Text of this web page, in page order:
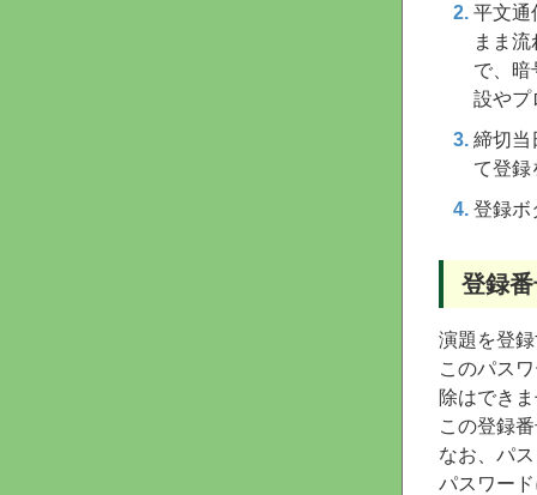
平文通
まま
で、暗
設やプ
締切当
て登録
登録ボ
登録
演題を登
このパス
除はでき
この登録
なお、パ
パスワー